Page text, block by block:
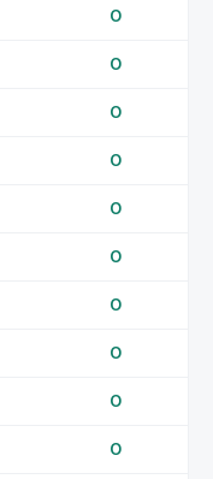
0
0
0
0
0
0
0
0
0
0